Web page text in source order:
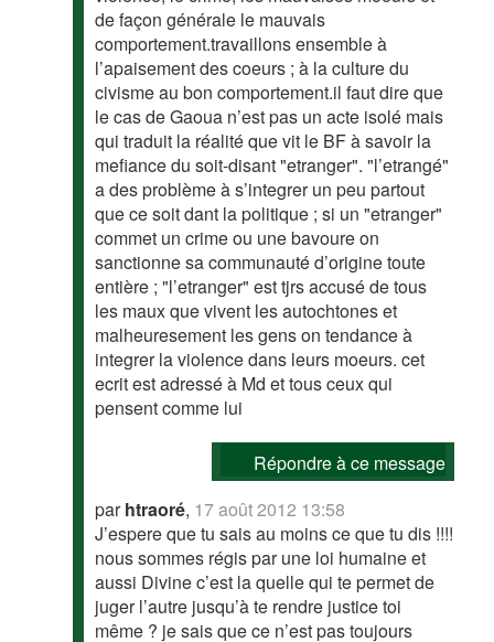
de façon générale le mauvais
comportement.travaillons ensemble à
l’apaisement des coeurs ; à la culture du
civisme au bon comportement.il faut dire que
le cas de Gaoua n’est pas un acte isolé mais
qui traduit la réalité que vit le BF à savoir la
mefiance du soit-disant "etranger". "l’etrangé"
a des problème à s’integrer un peu partout
que ce soit dant la politique ; si un "etranger"
commet un crime ou une bavoure on
sanctionne sa communauté d’origine toute
entière ; "l’etranger" est tjrs accusé de tous
les maux que vivent les autochtones et
malheuresement les gens on tendance à
integrer la violence dans leurs moeurs. cet
ecrit est adressé à Md et tous ceux qui
pensent comme lui
Répondre à ce message
parhtraoré, 17 août 2012 13:58
J’espere que tu sais au moins ce que tu dis !!!!
nous sommes régis par une loi humaine et
aussi Divine c’est la quelle qui te permet de
juger l’autre jusqu’à te rendre justice toi
même ? je sais que ce n’est pas toujours